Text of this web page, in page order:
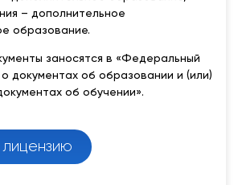
– дополнительное
образование.
заносятся в «Федеральный
документах об образовании и (или)
об обучении».
лицензию